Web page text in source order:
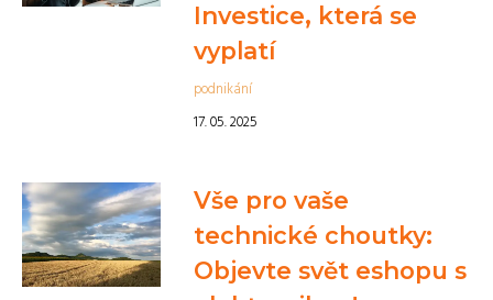
Investice, která se
vyplatí
podnikání
17. 05. 2025
Vše pro vaše
technické choutky:
Objevte svět eshopu s